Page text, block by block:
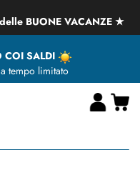
BUONE VACANZE ★
COI SALDI
tempo limitato